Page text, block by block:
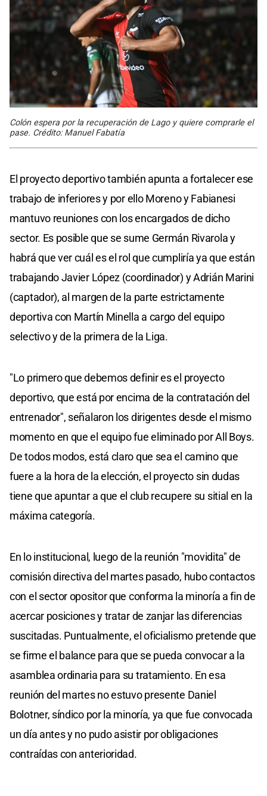
Colón espera por la recuperación de Lago y quiere comprarle el
pase. Crédito: Manuel Fabatía
El proyecto deportivo también apunta a fortalecer ese
trabajo de inferiores y por ello Moreno y Fabianesi
mantuvo reuniones con los encargados de dicho
sector. Es posible que se sume Germán Rivarola y
habrá que ver cuál es el rol que cumpliría ya que están
trabajando Javier López (coordinador) y Adrián Marini
(captador), al margen de la parte estrictamente
deportiva con Martín Minella a cargo del equipo
selectivo y de la primera de la Liga.
"Lo primero que debemos definir es el proyecto
deportivo, que está por encima de la contratación del
entrenador", señalaron los dirigentes desde el mismo
momento en que el equipo fue eliminado por All Boys.
De todos modos, está claro que sea el camino que
fuere a la hora de la elección, el proyecto sin dudas
tiene que apuntar a que el club recupere su sitial en la
máxima categoría.
En lo institucional, luego de la reunión "movidita" de
comisión directiva del martes pasado, hubo contactos
con el sector opositor que conforma la minoría a fin de
acercar posiciones y tratar de zanjar las diferencias
suscitadas. Puntualmente, el oficialismo pretende que
se firme el balance para que se pueda convocar a la
asamblea ordinaria para su tratamiento. En esa
reunión del martes no estuvo presente Daniel
Bolotner, síndico por la minoría, ya que fue convocada
un día antes y no pudo asistir por obligaciones
contraídas con anterioridad.